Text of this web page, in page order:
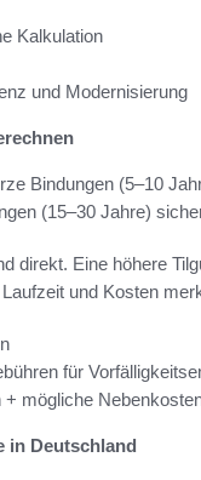
Kalkulation
und Modernisierung
Bindungen (5–10
(15–30 Jahre)
direkt. Eine höhere
und Kosten
für
mögliche
in Deutschland